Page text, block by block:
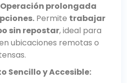
Operación prolongada
Permite trabajar
sin repostar, ideal para
ubicaciones remotas o
Sencillo y Accesible: